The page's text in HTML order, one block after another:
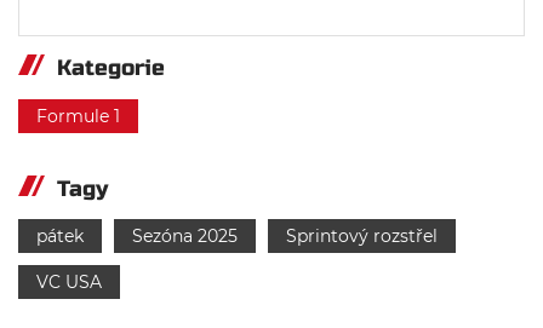
Kategorie
Formule 1
Tagy
pátek Sezóna 2025 Sprintový rozstřel
VC USA